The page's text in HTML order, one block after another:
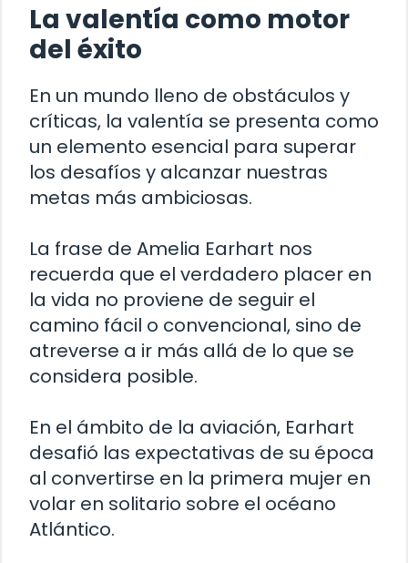
La valentía como motor
del éxito
En un mundo lleno de obstáculos y
críticas, la valentía se presenta como
un elemento esencial para superar
los desafíos y alcanzar nuestras
metas más ambiciosas.
La frase de Amelia Earhart nos
recuerda que el verdadero placer en
la vida no proviene de seguir el
camino fácil o convencional, sino de
atreverse a ir más allá de lo que se
considera posible.
En el ámbito de la aviación, Earhart
desafió las expectativas de su época
al convertirse en la primera mujer en
volar en solitario sobre el océano
Atlántico.